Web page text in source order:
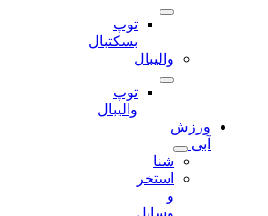
توپ
بسکتبال
والیبال
توپ
والیبال
ورزش
شنا
استخر